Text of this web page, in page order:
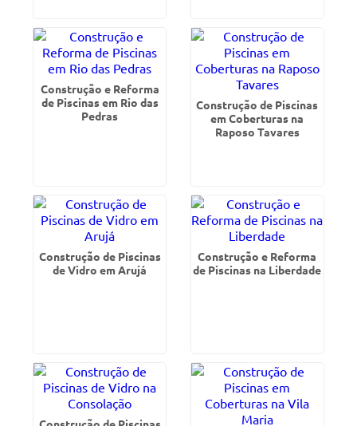
Construção e Reforma
de Piscinas em Rio das
Pedras
Construção de Piscinas
em Coberturas na
Raposo Tavares
Construção de Piscinas
de Vidro em Arujá
Construção e Reforma
de Piscinas na Liberdade